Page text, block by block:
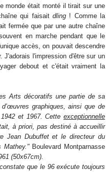
monde était monté il tirait sur une
qui faisait dling! Comme la
fermée que par une autre chaîne
en marche pendant que le
accès, on pouvait descendre
J'adorais l'impression d'être sur un
debout et c'était vraiment la
Arts décoratifs une partie de sa
graphiques, ainsi que de
et 1967. Cette exceptionnelle
à priori, pas destiné à accueillir
Jean Dubuffet et le directeur du
Mathey." Boulevard Montparnasse
(50x67cm).
que le 96 exécute toujours